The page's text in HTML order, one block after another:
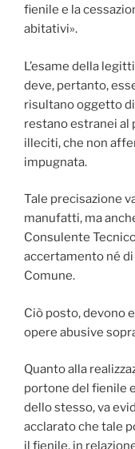
fienile e la
abitativi».
L’esame della
deve, pertanto,
risultano oggetto
restano estranei al
illeciti, che non
impugnata.
Tale precisazione
manufatti, ma
Consulente
accertamento né
Comune.
Ciò posto, devono
opere abusive
Quanto alla
portone del fienile
dello stesso, va
acclarato che tale
il fienile, in